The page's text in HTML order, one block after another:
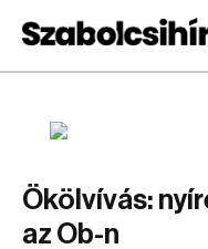
Ökölvívás:
az Ob-n